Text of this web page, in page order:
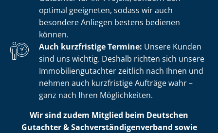
optimal geeigneten, sodass wir auch
besondere Anliegen bestens bedienen
können.
Auch kurzfristige Termine: Unsere Kunden
sind uns wichtig. Deshalb richten sich unsere
Im­mo­bi­li­en­gut­ach­ter zeitlich nach Ihnen und
nehmen auch kurzfristige Aufträge wahr –
ganz nach Ihren Möglichkeiten.
Wir sind zudem Mitglied beim Deutschen
Gutachter & Sach­ver­stän­di­gen­ver­band sowie